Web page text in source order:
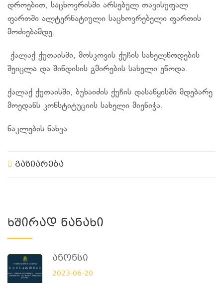
დროებით, საცხოვრისში არსებულ თავისუფალ
ფართში ალტერნატიული საცხოვრებელი ფართის
მოძიებამდე.
ქალაქ ქუთაისში, მოსკოვის ქუჩის სახელწოდების
შეიცლა და შინდისის გმირების სახელი ეწოდა.
ქალაქ ქუთაისში, ბუხაიძის ქუჩის დასაწყისში მდებარე
მოედანს კონსტიტუციის სახელი მიენიჭა.
ნაკლების ნახვა
გაზიარება
Ხშირად Ნანახი
Ანონსი
2023-06-20